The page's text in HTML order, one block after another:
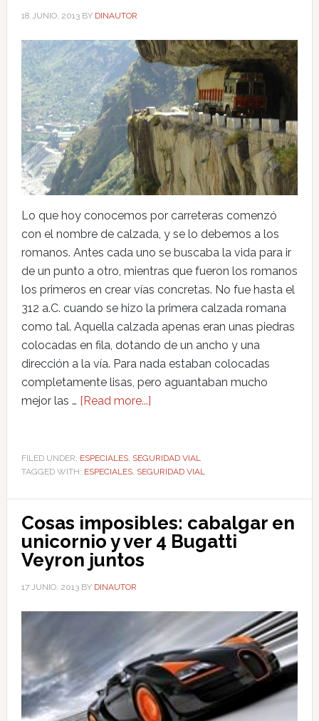
18 JUNIO, 2013BY DINAUTOR
Lo que hoy conocemos por carreteras comenzó
con el nombre de calzada, y se lo debemos a los
romanos. Antes cada uno se buscaba la vida para ir
de un punto a otro, mientras que fueron los romanos
los primeros en crear vías concretas. No fue hasta el
312 a.C. cuando se hizo la primera calzada romana
como tal. Aquella calzada apenas eran unas piedras
colocadas en fila, dotando de un ancho y una
dirección a la vía. Para nada estaban colocadas
completamente lisas, pero aguantaban mucho
mejor las … [Read more...]
FILED UNDER: ESPECIALES, SEGURIDAD VIAL
TAGGED WITH: ESPECIALES, SEGURIDAD VIAL
Cosas imposibles: cabalgar en
unicornio y ver 4 Bugatti
Veyron juntos
17 JUNIO, 2013BY DINAUTOR